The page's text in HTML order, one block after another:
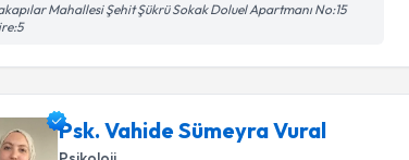
Mahallesi Şehit Şükrü Sokak Doluel Apartmanı No:15
Psk. Vahide Sümeyra Vural